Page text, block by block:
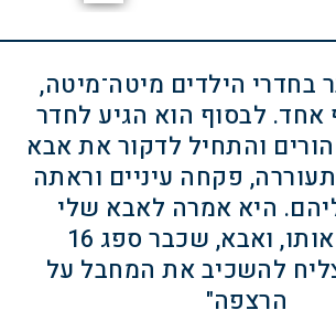
בחדרי הילדים מיטה־מיטה,
לבסוף הוא הגיע לחדר
והתחיל לדקור את אבא
פקחה עיניים וראתה
היא אמרה לאבא שלי
שיתפוס אותו, ואבא, שכבר ספג 16
להשכיב את המחבל על
הרצפה"